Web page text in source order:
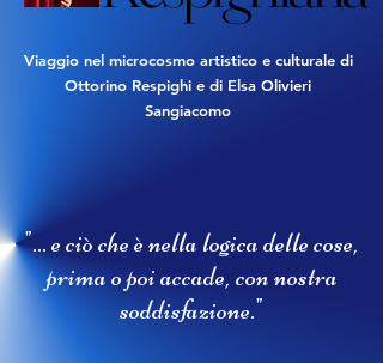
Viaggio nel microcosmo artistico e culturale di
Ottorino Respighi e di Elsa Olivieri
Sangiacomo
"... e ciò che è nella logica delle cose,
prima o poi accade, con nostra
soddisfazione."